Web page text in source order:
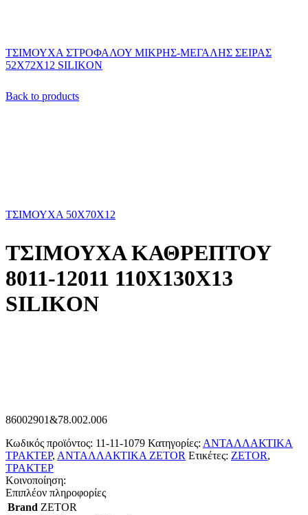
ΤΣΙΜΟΥΧΑ ΣΤΡΟΦΑΛΟΥ ΜΙΚΡΗΣ-ΜΕΓΑΛΗΣ ΣΕΙΡΑΣ
52Χ72Χ12 SILIKON
Back to products
ΤΣΙΜΟΥΧΑ 50Χ70Χ12
ΤΣΙΜΟΥΧΑ ΚΑΘΡΕΠΤΟΥ
8011-12011 110Χ130Χ13
SILIKON
86002901&78.002.006
Κωδικός προϊόντος: 11-11-1079 Κατηγορίες: ΑΝΤΑΛΛΑΚΤΙΚΑ
ΤΡΑΚΤΕΡ, ΑΝΤΑΛΛΑΚΤΙΚΑ ZETOR Ετικέτες: ZETOR,
ΤΡΑΚΤΕΡ
Κοινοποίηση:
Επιπλέον πληροφορίες
Brand ZETOR